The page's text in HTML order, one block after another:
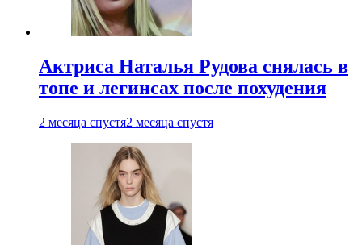
Актриса Наталья Рудова снялась в
топе и легинсах после похудения
2 месяца спустя2 месяца спустя